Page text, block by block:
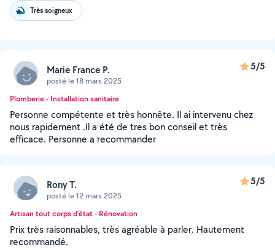
Très soigneux
Marie France P.
posté le 18 mars 2025
5/5
Plomberie - Installation sanitaire
Personne compétente et très honnête. Il ai intervenu chez
nous rapidement .Il a été de tres bon conseil et très
efficace. Personne a recommander
Rony T.
posté le 12 mars 2025
5/5
Artisan tout corps d'état - Rénovation
Prix très raisonnables, très agréable à parler. Hautement
recommandé.